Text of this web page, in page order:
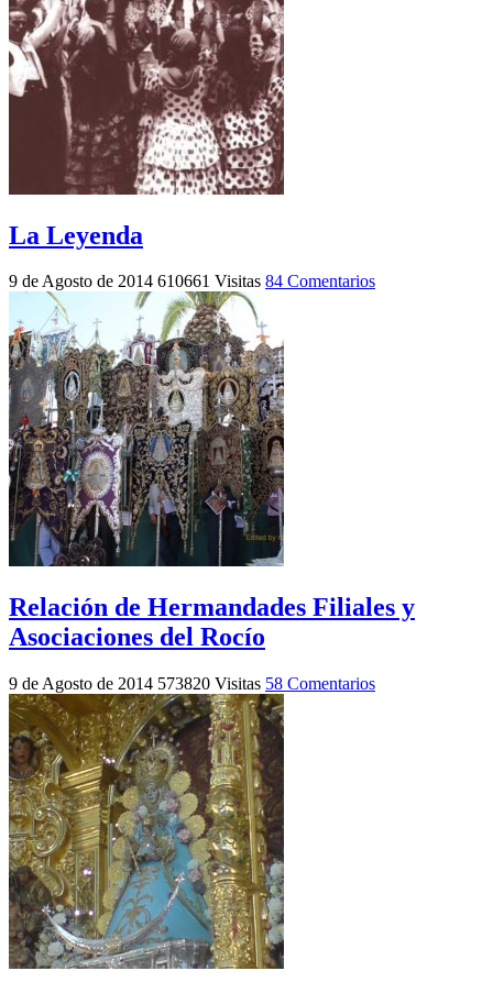
La Leyenda
9 de Agosto de 2014 610661 Visitas 84 Comentarios
Relación de Hermandades Filiales y
Asociaciones del Rocío
9 de Agosto de 2014 573820 Visitas 58 Comentarios